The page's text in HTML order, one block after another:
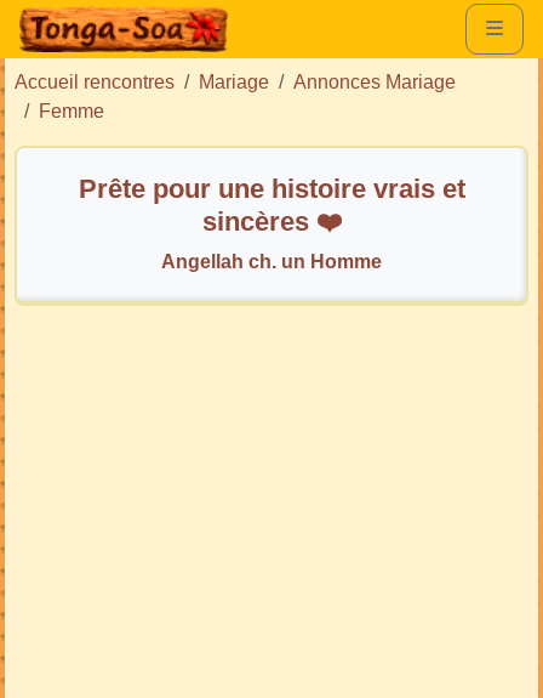
Accueil rencontres Mariage
Annonces Mariage
Femme
Prête pour une histoire vrais et
sincères ❤️
Angellah ch. un Homme